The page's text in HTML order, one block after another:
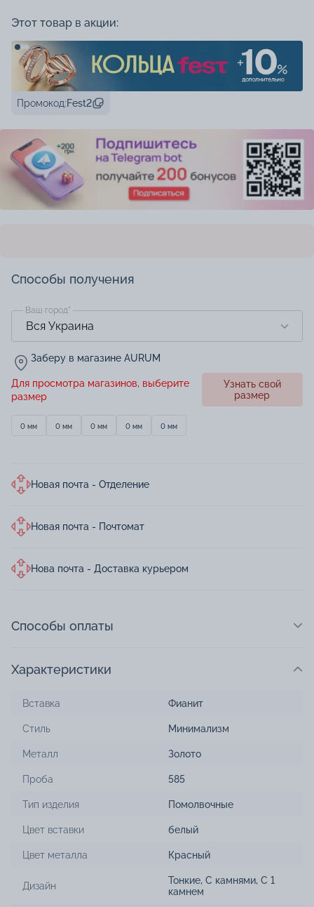
Этот товар в акции:
Промокод:Fest2
Способы получения
Ваш город*
Заберу в магазине AURUM
Для просмотра магазинов, выберите
размер
Узнать свой
размер
0 мм 0 мм 0 мм 0 мм 0 мм
Новая почта - Отделение
Новая почта - Почтомат
Нова почта - Доставка курьером
Способы оплаты
Характеристики
Вставка Фианит
Стиль Минимализм
Металл Золото
Проба 585
Тип изделия Помолвочные
Цвет вставки белый
Цвет металла Красный
Дизайн Тонкие, С камнями, С 1
камнем